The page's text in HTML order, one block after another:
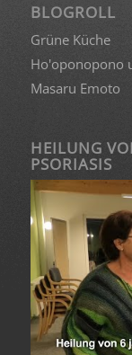
BLOGROLL
Grüne Küche
Ho'oponopono
Masaru Emoto
HEILUNG
PSORIASIS